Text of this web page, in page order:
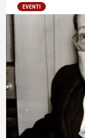
EVENTI